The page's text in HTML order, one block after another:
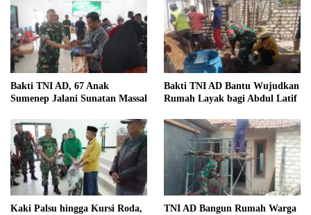
Bakti TNI AD, 67 Anak
Sumenep Jalani Sunatan Massal
Bakti TNI AD Bantu Wujudkan
Rumah Layak bagi Abdul Latif
Kaki Palsu hingga Kursi Roda,
TNI AD Bangun Rumah Warga